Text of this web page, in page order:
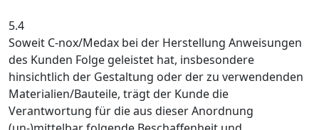
5.4
Soweit C-nox/Medax bei der Herstellung Anweisungen
des Kunden Folge geleistet hat, insbesondere
hinsichtlich der Gestaltung oder der zu verwendenden
Materialien/Bauteile, trägt der Kunde die
Verantwortung für die aus dieser Anordnung